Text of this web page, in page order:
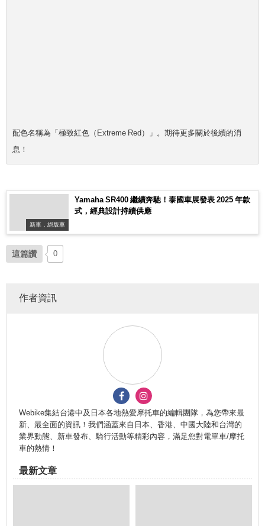
配色名稱為「極致紅色（Extreme Red）」。期待更多關於後續的消
息！
新車．絕版車
Yamaha SR400 繼續奔馳！泰國車展發表 2025 年款
式，經典設計持續供應
這篇讚 0
作者資訊
Webike集結台港中及日本各地熱愛摩托車的編輯團隊，為您帶來最
新、最全面的資訊！我們涵蓋來自日本、香港、中國大陸和台灣的
業界動態、新車發布、騎行活動等精彩內容，滿足您對電單車/摩托
車的熱情！
最新文章